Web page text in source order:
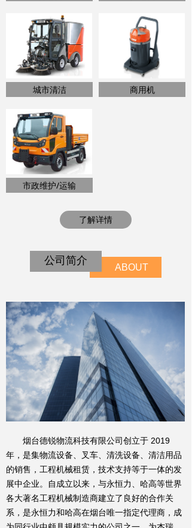
ABOUT
公司简介
烟台德锐物流科技有限公司创立于 2019
年，是集物流设备、叉车、清洗设备、清洁用品
的销售，工程机械租赁，技术支持等于一体的发
展中企业。自成立以来，与永恒力、哈高等世界
各大著名工程机械制造商建立了良好的合作关
系，是永恒力和哈高在烟台唯一指定代理商，成
了解详情
商用机
城市清洁
市政维护/运输